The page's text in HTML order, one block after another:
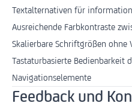
Textalternativen für
Ausreichende Farbkontraste
Skalierbare Schriftgrößen ohne
Tastaturbasierte Bedienbarkeit
Navigationselemente
Feedback und